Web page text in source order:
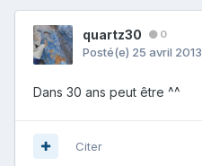
quartz30 0
Posté(e) 25 avril 2013
Dans 30 ans peut être ^^
Citer